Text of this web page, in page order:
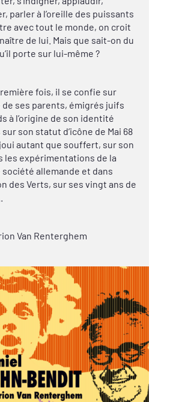
parler à l’oreille des puissants
avec tout le monde, on croit
de lui. Mais que sait-on du
porte sur lui-même ?
fois, il se confie sur
de ses parents, émigrés juifs
à l’origine de son identité
son statut d’icône de Mai 68
autant que souffert, sur son
les expérimentations de la
allemande et dans
des Verts, sur ses vingt ans de
Van Renterghem